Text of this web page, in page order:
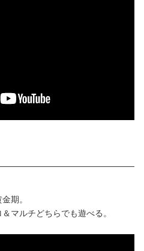
期。
マルチどちらでも遊べる。